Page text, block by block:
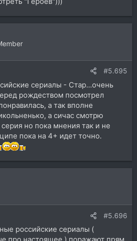
#5.695
сериалы - Стар...очень
рождеством посмотрел
а так вполне
а сичас смотрю
но пока мнения так и не
пока на 4+ идет точно.
#5.696
российские сериалы (